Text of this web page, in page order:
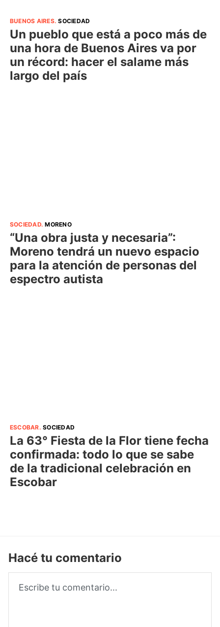
BUENOS AIRES.SOCIEDAD
Un pueblo que está a poco más de
una hora de Buenos Aires va por
un récord: hacer el salame más
largo del país
SOCIEDAD.MORENO
“Una obra justa y necesaria”:
Moreno tendrá un nuevo espacio
para la atención de personas del
espectro autista
ESCOBAR.SOCIEDAD
La 63° Fiesta de la Flor tiene fecha
confirmada: todo lo que se sabe
de la tradicional celebración en
Escobar
Hacé tu comentario